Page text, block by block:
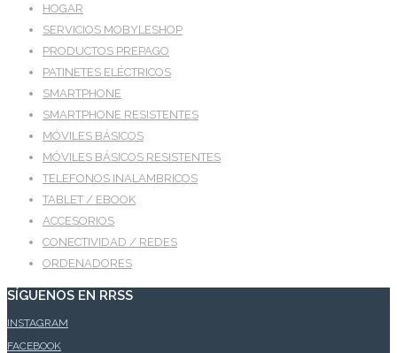
HOGAR
SERVICIOS MOBYLESHOP
PRODUCTOS PREPAGO
PATINETES ELÉCTRICOS
SMARTPHONE
SMARTPHONE RESISTENTES
MÓVILES BÁSICOS
MÓVILES BÁSICOS RESISTENTES
TELEFONOS INALAMBRICOS
TABLET / EBOOK
ACCESORIOS
CONECTIVIDAD / REDES
ORDENADORES
SÍGUENOS EN RRSS
INSTAGRAM
FACEBOOK